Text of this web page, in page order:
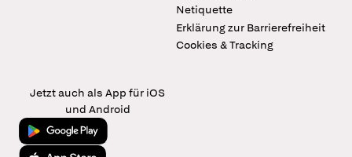
Netiquette
Erklärung zur Barrierefreiheit
Cookies & Tracking
Jetzt auch als App für iOS
und Android
Jetzt bei Google Play